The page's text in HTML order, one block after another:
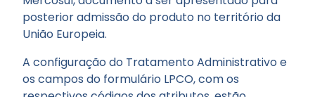
posterior admissão do produto no território da
União Europeia.
A configuração do Tratamento Administrativo e
os campos do formulário LPCO, com os